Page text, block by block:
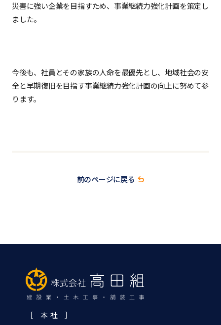
災害に強い企業を目指すため、事業継続力強化計画を策定し
ました。
今後も、社員とその家族の人命を最優先とし、地域社会の安
全と早期復旧を目指す事業継続力強化計画の向上に努めて参
ります。
前のページに戻る
［ 本 社 ］